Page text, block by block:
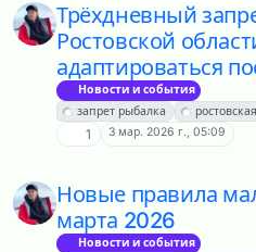
Трёхдневный
Ростовской
адаптироваться
Новости и события
запрет рыбалка
1 3 мар. 2026 г., 05:09
Новые правила
марта 2026
Новости и события